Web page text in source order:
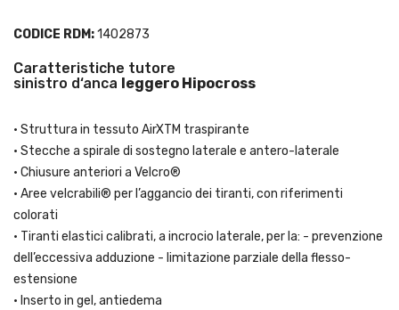
CODICE RDM:1402873
Caratteristiche tutore
sinistro d‘anca leggero Hipocross
• Struttura in tessuto AirXTM traspirante
• Stecche a spirale di sostegno laterale e antero-laterale
• Chiusure anteriori a Velcro®
• Aree velcrabili® per l’aggancio dei tiranti, con riferimenti
colorati
• Tiranti elastici calibrati, a incrocio laterale, per la: - prevenzione
dell’eccessiva adduzione - limitazione parziale della flesso-
estensione
• Inserto in gel, antiedema